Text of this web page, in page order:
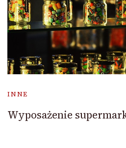
INNE
Wyposażenie